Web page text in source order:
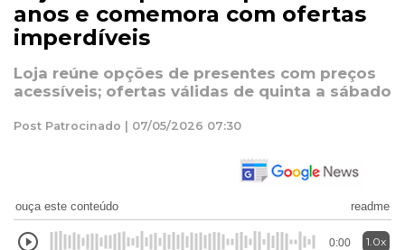
anos e comemora com ofertas
imperdíveis
Loja reúne opções de presentes com preços
acessíveis; ofertas válidas de quinta a sábado
Post Patrocinado | 07/05/2026 07:30
ouça este conteúdo readme
0:00 1.0x